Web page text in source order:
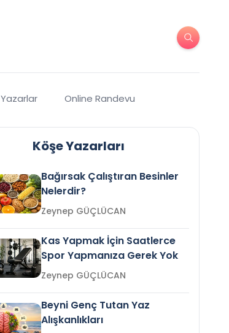
Yazarlar Online Randevu
Köşe Yazarları
Bağırsak Çalıştıran Besinler
Nelerdir?
Zeynep GÜÇLÜCAN
Kas Yapmak İçin Saatlerce
Spor Yapmanıza Gerek Yok
Zeynep GÜÇLÜCAN
Beyni Genç Tutan Yaz
Alışkanlıkları